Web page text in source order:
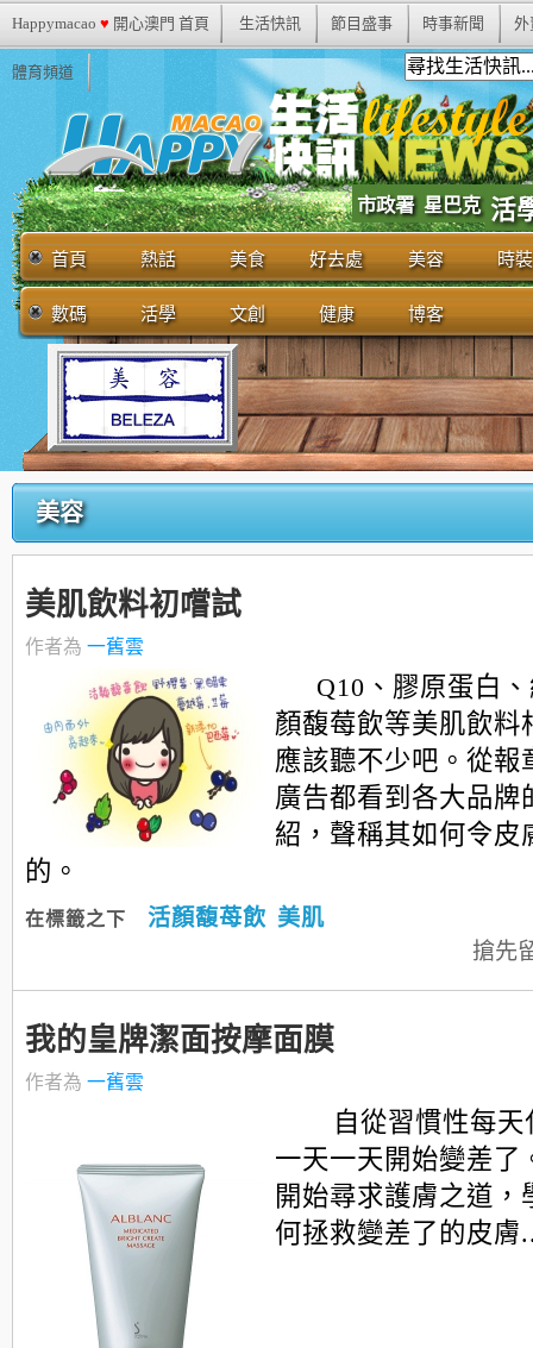
Happymacao ♥ 開心澳門 首頁 生活快訊 節目盛事 時事新聞 外
體育頻道
市政署 星巴克 活
首頁 熱話 美食 好去處 美容 時裝
數碼 活學 文創 健康 博客
美容
美肌飲料初嚐試
作者為 一舊雲
Q10、膠原蛋白
顏馥莓飲等美肌飲料
應該聽不少吧。從報
廣告都看到各大品牌
紹，聲稱其如何令皮
的。
在標籤之下 活顏馥苺飲 美肌
搶先
我的皇牌潔面按摩面膜
作者為 一舊雲
自從習慣性每天
一天一天開始變差了
開始尋求護膚之道，
何拯救變差了的皮膚